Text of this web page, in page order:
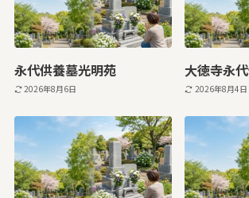
永代供養墓光明苑
2026年8月6日
大徳寺永
2026年8月4日